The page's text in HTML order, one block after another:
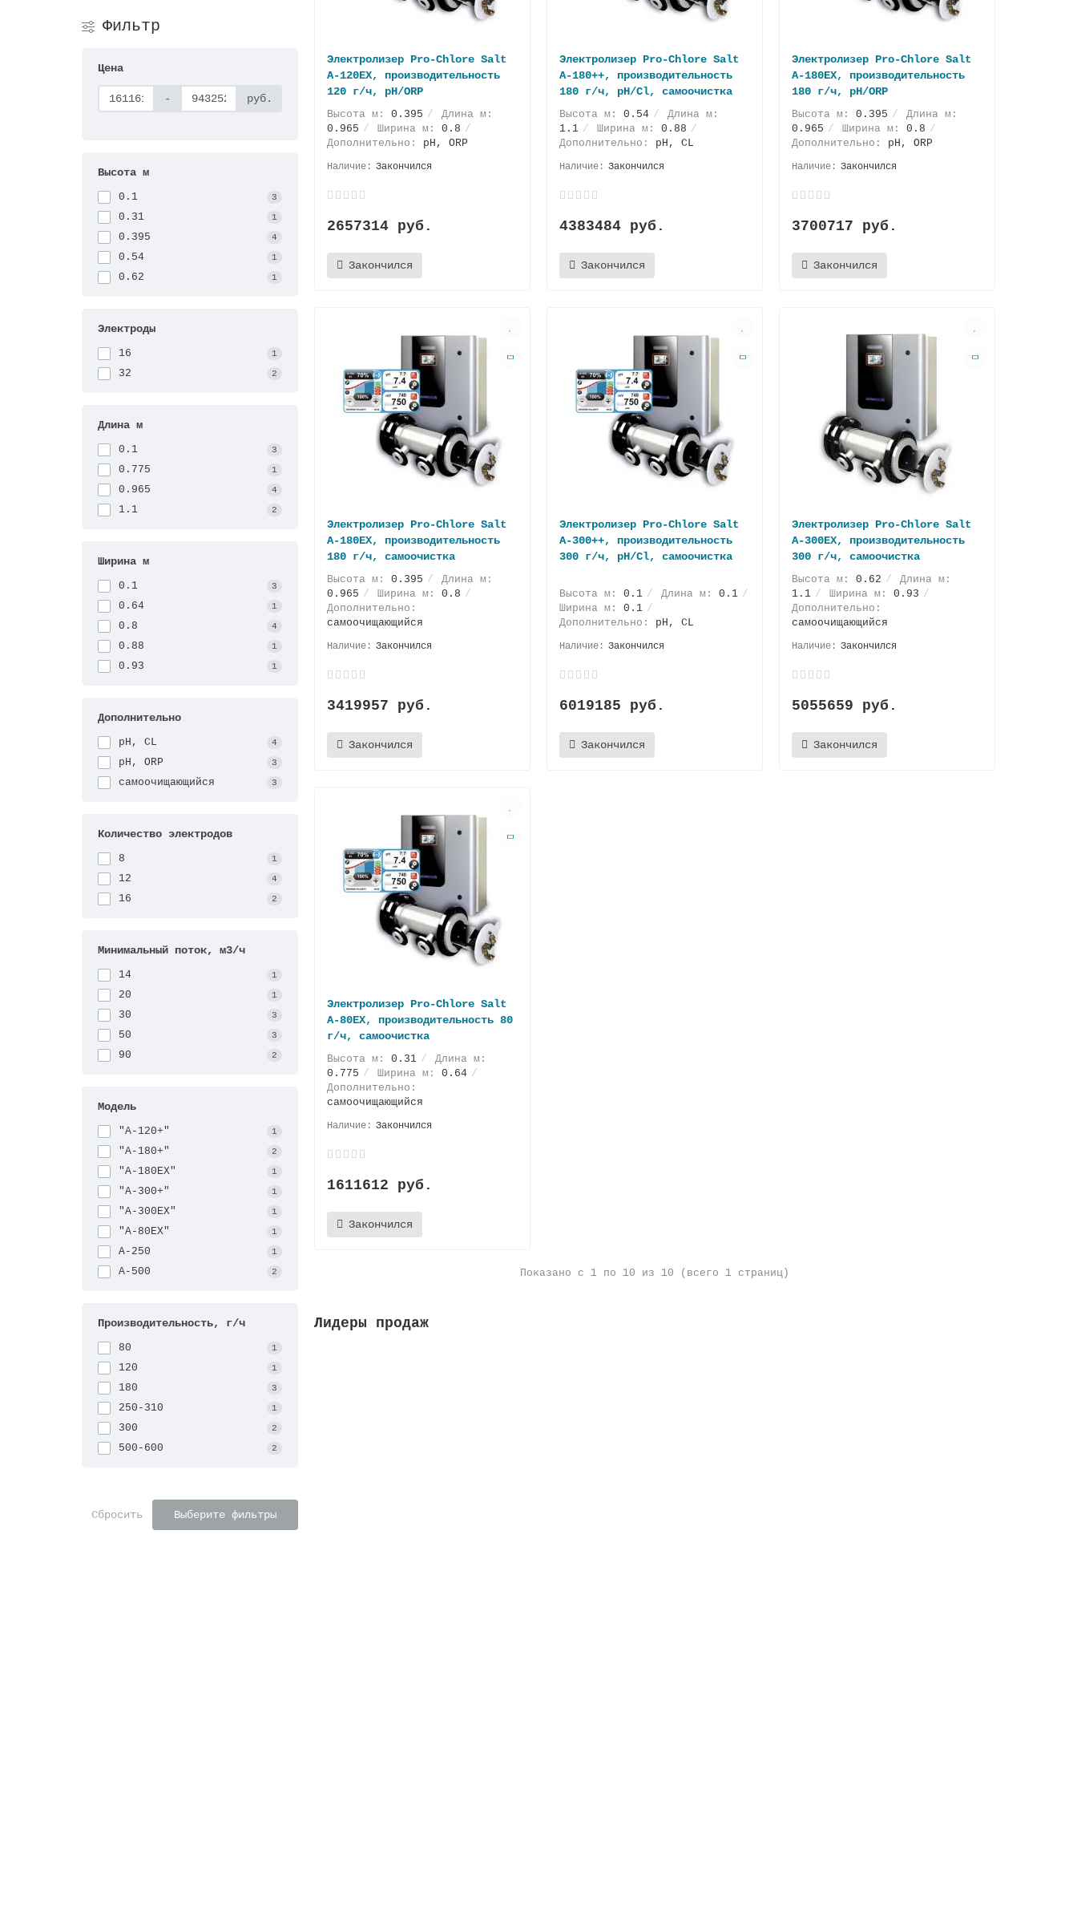
Фильтр
Цена
- руб.
Высота м
0.1 3
0.31 1
0.395 4
0.54 1
0.62 1
Электроды
16 1
32 2
Длина м
0.1 3
0.775 1
0.965 4
1.1 2
Ширина м
0.1 3
0.64 1
0.8 4
0.88 1
0.93 1
Дополнительно
pH, CL 4
pH, ORP 3
самоочищающийся 3
Количество электродов
8 1
12 4
16 2
Минимальный поток, м3/ч
14 1
20 1
30 3
50 3
90 2
Модель
"А-120+" 1
"А-180+" 2
"А-180EX" 1
"А-300+" 1
"А-300EX" 1
"А-80EX" 1
A-250 1
A-500 2
Производительность, г/ч
80 1
120 1
180 3
250-310 1
300 2
500-600 2
Сбросить Выберите фильтры
Электролизер Pro-Chlore Salt
А-120EX, производительность
120 г/ч, pH/ORP
Высота м: 0.395
Длина м:
0.965
Ширина м: 0.8
Дополнительно: pH, ORP
Закончился
2657314 руб.
Закончился
Электролизер Pro-Chlore Salt
А-180++, производительность
180 г/ч, pH/Cl, самоочистка
Высота м: 0.54
Длина м:
1.1
Ширина м: 0.88
Дополнительно: pH, CL
Закончился
4383484 руб.
Закончился
Электролизер Pro-Chlore Salt
А-180EX, производительность
180 г/ч, pH/ORP
Высота м: 0.395
Длина м:
0.965
Ширина м: 0.8
Дополнительно: pH, ORP
Закончился
3700717 руб.
Закончился
Электролизер Pro-Chlore Salt
А-180EX, производительность
180 г/ч, самоочистка
Высота м: 0.395
Длина м:
0.965
Ширина м: 0.8
Дополнительно:
самоочищающийся
Закончился
3419957 руб.
Закончился
Электролизер Pro-Chlore Salt
А-300++, производительность
300 г/ч, pH/Cl, самоочистка
Высота м: 0.1 Длина м: 0.1
Ширина м: 0.1
Дополнительно: pH, CL
Закончился
6019185 руб.
Закончился
Электролизер Pro-Chlore Salt
А-300EX, производительность
300 г/ч, самоочистка
Высота м: 0.62
Длина м:
1.1
Ширина м: 0.93
Дополнительно:
самоочищающийся
Закончился
5055659 руб.
Закончился
Электролизер Pro-Chlore Salt
А-80EX, производительность 80
г/ч, самоочистка
Высота м: 0.31
Длина м:
0.775
Ширина м: 0.64
Дополнительно:
самоочищающийся
Закончился
1611612 руб.
Закончился
Показано с 1 по 10 из 10 (всего 1 страниц)
Лидеры продаж